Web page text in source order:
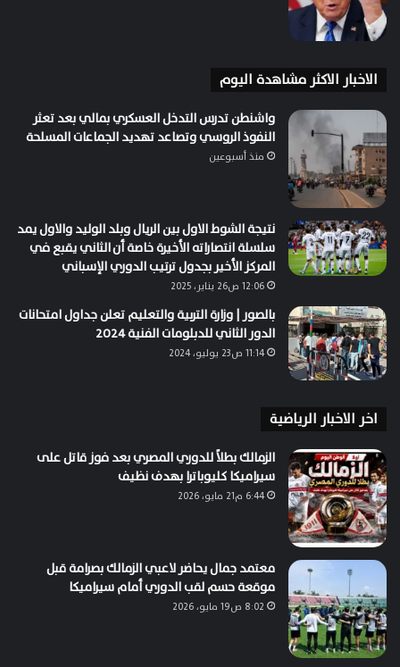
الاخبار الاكثر مشاهدة اليوم
واشنطن تدرس التدخل العسكري بمالي بعد تعثر
النفوذ الروسي وتصاعد تهديد الجماعات المسلحة
منذ أسبوعين
نتيجة الشوط الاول بين الريال وبلد الوليد والاول يمد
سلسلة انتصاراته الأخيرة خاصة أن الثاني يقبع في
المركز الأخير بجدول ترتيب الدوري الإسباني
12:06 ص26 يناير، 2025
بالصور | وزارة التربية والتعليم تعلن جداول امتحانات
الدور الثاني للدبلومات الفنية 2024
11:14 ص23 يوليو، 2024
اخر الاخبار الرياضية
الزمالك بطلاً للدوري المصري بعد فوز قاتل على
سيراميكا كليوباترا بهدف نظيف
6:44 م21 مايو، 2026
معتمد جمال يحاضر لاعبي الزمالك بصرامة قبل
موقعة حسم لقب الدوري أمام سيراميكا
8:02 ص19 مايو، 2026